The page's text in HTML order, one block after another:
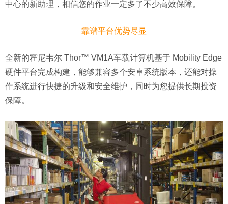
中心的新助理，相信您的作业一定多了不少高效保障。
靠谱平台优势尽显
全新的霍尼韦尔 Thor™ VM1A车载计算机基于 Mobility Edge
硬件平台完成构建，能够兼容多个安卓系统版本，还能对操
作系统进行快捷的升级和安全维护，同时为您提供长期投资
保障。